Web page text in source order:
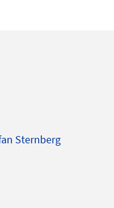
Sternberg